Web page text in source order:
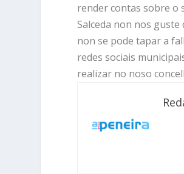
render contas sobre o
Salceda non nos
non se pode tapar a
redes sociais
realizar no noso